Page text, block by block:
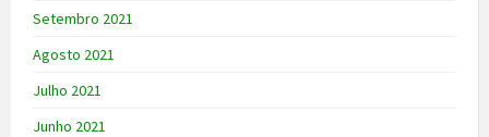
Setembro 2021
Agosto 2021
Julho 2021
Junho 2021